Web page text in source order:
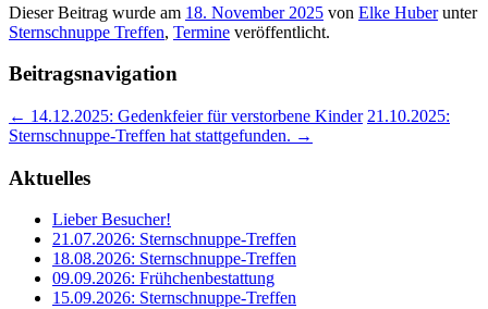
Dieser Beitrag wurde am 18. November 2025 von Elke Huberunter
Sternschnuppe Treffen, Termine veröffentlicht.
Beitragsnavigation
← 14.12.2025: Gedenkfeier für verstorbene Kinder 21.10.2025:
Sternschnuppe-Treffen hat stattgefunden. →
Aktuelles
Lieber Besucher!
21.07.2026: Sternschnuppe-Treffen
18.08.2026: Sternschnuppe-Treffen
09.09.2026: Frühchenbestattung
15.09.2026: Sternschnuppe-Treffen